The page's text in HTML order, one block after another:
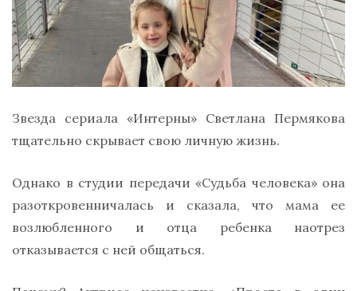
Звезда сериала «Интерны» Светлана Пермякова
тщательно скрывает свою личную жизнь.
Однако в студии передачи «Судьба человека» она
разоткровенничалась и сказала, что мама ее
возлюбленного и отца ребенка наотрез
отказывается с ней общаться.